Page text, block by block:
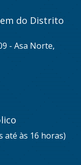
do Distrito
- Asa Norte,
até às 16 horas)